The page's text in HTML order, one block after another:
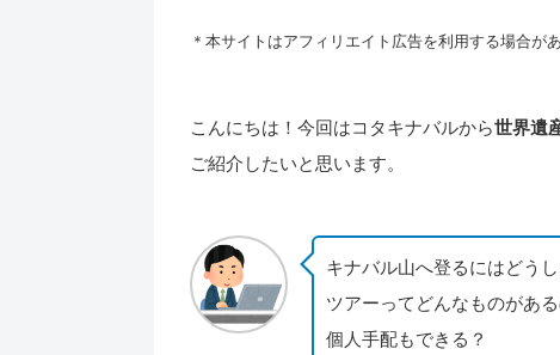
＊本サイトはアフィリエイト広告を利用する場合が
こんにちは！今回はコタキナバルから世界遺
ご紹介したいと思います。
キナバル山へ登るにはどう
ツアーってどんなものがある
個人手配もできる？